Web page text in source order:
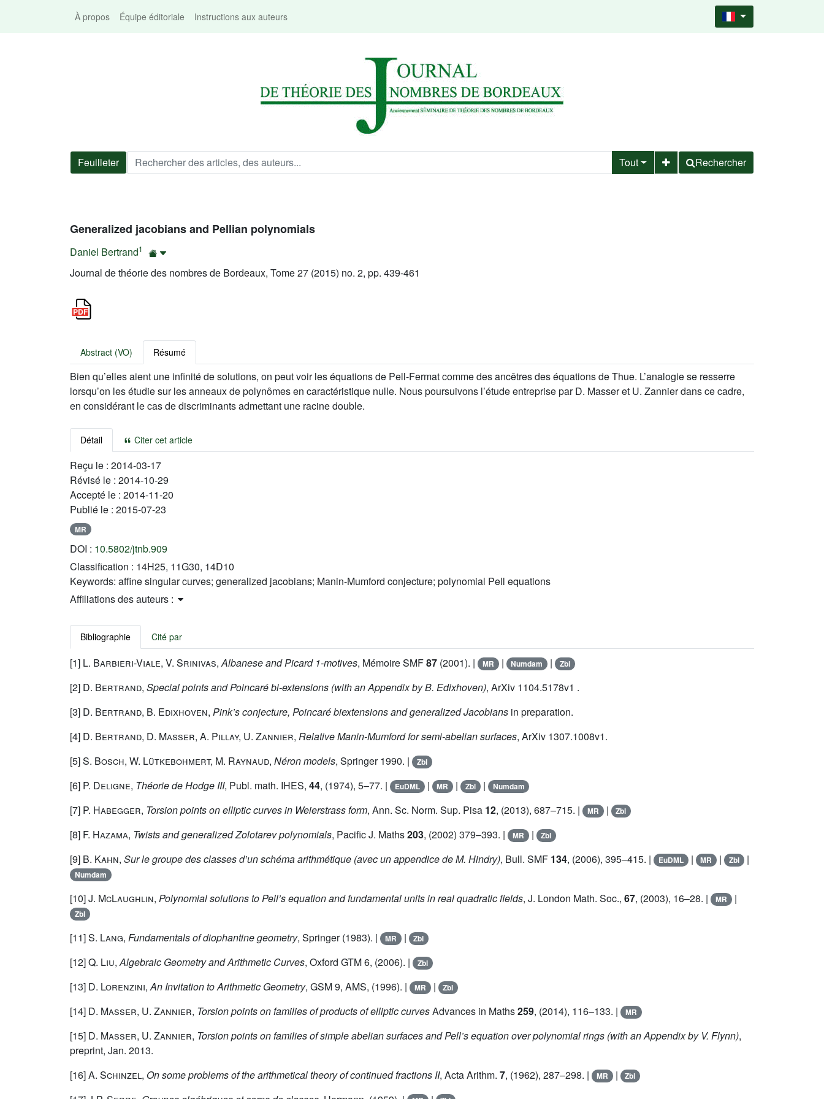
À propos Équipe éditoriale Instructions aux auteurs
Feuilleter Tout Rechercher
Generalized jacobians and Pellian polynomials
Daniel Bertrand1
Journal de théorie des nombres de Bordeaux, Tome 27 (2015) no. 2, pp. 439-461
Abstract (VO) Résumé
Bien qu’elles aient une infinité de solutions, on peut voir les équations de Pell-Fermat comme des ancêtres des équations de Thue. L’analogie se resserre
lorsqu’on les étudie sur les anneaux de polynômes en caractéristique nulle. Nous poursuivons l’étude entreprise par D. Masser et U. Zannier dans ce cadre,
en considérant le cas de discriminants admettant une racine double.
Détail Citer cet article
Reçu le : 2014-03-17
Révisé le : 2014-10-29
Accepté le : 2014-11-20
Publié le : 2015-07-23
MR
DOI : 10.5802/jtnb.909
Classification : 14H25, 11G30, 14D10
Keywords: affine singular curves; generalized jacobians; Manin-Mumford conjecture; polynomial Pell equations
Affiliations des auteurs :
Bibliographie Cité par
[1] L. Barbieri-Viale, V. Srinivas,Albanese and Picard 1-motives, Mémoire SMF87 (2001). | MR | Numdam | Zbl
[2] D. Bertrand, Special points and Poincaré bi-extensions (with an Appendix by B. Edixhoven), ArXiv 1104.5178v1 .
[3] D. Bertrand, B. Edixhoven, Pink’s conjecture, Poincaré biextensions and generalized Jacobians in preparation.
[4] D. Bertrand, D. Masser, A. Pillay, U. Zannier, Relative Manin-Mumford for semi-abelian surfaces, ArXiv 1307.1008v1.
[5]S. Bosch, W. Lütkebohmert, M. Raynaud, Néron models, Springer 1990. | Zbl
[6] P. Deligne, Théorie de Hodge III, Publ. math. IHES, 44, (1974), 5–77. | EuDML | MR | Zbl | Numdam
[7] P. Habegger, Torsion points on elliptic curves in Weierstrass form, Ann. Sc. Norm. Sup. Pisa 12, (2013), 687–715. | MR | Zbl
[8] F. Hazama, Twists and generalized Zolotarev polynomials, Pacific J. Maths203, (2002) 379–393. | MR | Zbl
[9] B. Kahn, Sur le groupe des classes d’un schéma arithmétique (avec un appendice de M. Hindry), Bull. SMF 134, (2006), 395–415. | EuDML | MR | Zbl |
Numdam
[10]J. McLaughlin, Polynomial solutions to Pell’s equation and fundamental units in real quadratic fields, J. London Math. Soc., 67, (2003), 16–28. | MR |
Zbl
[11]S. Lang, Fundamentals of diophantine geometry, Springer (1983). | MR | Zbl
[12]Q. Liu,Algebraic Geometry and Arithmetic Curves, Oxford GTM 6, (2006). | Zbl
[13] D. Lorenzini,An Invitation to Arithmetic Geometry, GSM 9, AMS, (1996). | MR | Zbl
[14] D. Masser, U. Zannier, Torsion points on families of products of elliptic curvesAdvances in Maths259, (2014), 116–133. | MR
[15] D. Masser, U. Zannier, Torsion points on families of simple abelian surfaces and Pell’s equation over polynomial rings (with an Appendix by V. Flynn),
preprint, Jan. 2013.
[16]A. Schinzel, On some problems of the arithmetical theory of continued fractions II, Acta Arithm. 7, (1962), 287–298. | MR | Zbl